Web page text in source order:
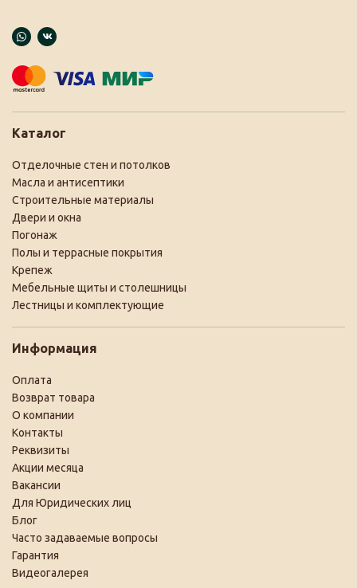
Каталог
Отделочные стен и потолков
Масла и антисептики
Строительные материалы
Двери и окна
Погонаж
Полы и террасные покрытия
Крепеж
Мебельные щиты и столешницы
Лестницы и комплектующие
Информация
Оплата
Возврат товара
О компании
Контакты
Реквизиты
Акции месяца
Вакансии
Для Юридических лиц
Блог
Часто задаваемые вопросы
Гарантия
Видеогалерея